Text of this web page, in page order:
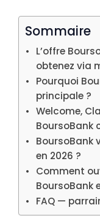
Sommaire
L’offre
obtenez via
Pourquoi
principale ?
Welcome,
BoursoBank
BoursoBank
en 2026 ?
Comment
BoursoBank
FAQ —